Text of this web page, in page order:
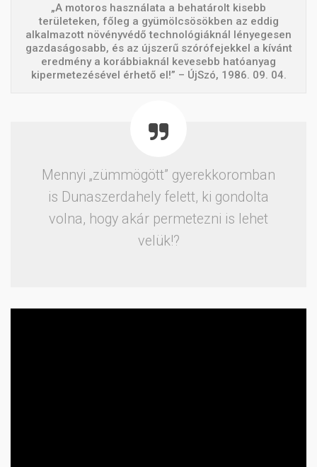
„A motoros használata a behatárolt kisebb
területeken, főleg a gyümölcsösökben az eddig
alkalmazott növényvédő technológiáknál lényegesen
gazdaságosabb, és az újszerű szórófejekkel a kívánt
eredmény a korábbiaknál kevesebb hatóanyag
kipermetezésével érhető el!” – ÚjSzó, 1986. 09. 04.
Mennyi „zümmögött” gyerekkoromban
is Dunaszerdahely felett, ki gondolta
volna, hogy akár permetezni is lehet
velük!?